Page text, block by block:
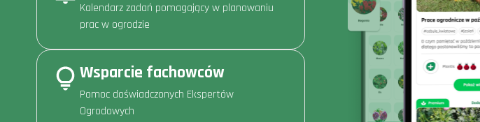
Kalendarz zadań pomagający w planowaniu
prac w ogrodzie
Wsparcie fachowców
Pomoc doświadczonych Ekspertów
Ogrodowych